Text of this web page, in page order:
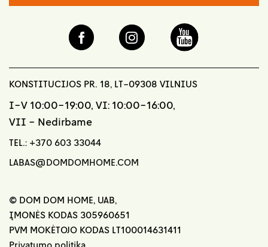
KONSTITUCIJOS PR. 18, LT-09308 VILNIUS
I-V 10:00-19:00, VI: 10:00-16:00,
VII - Nedirbame
TEL.: +370 603 33044
LABAS@DOMDOMHOME.COM
© DOM DOM HOME, UAB,
ĮMONĖS KODAS 305960651
PVM MOKĖTOJO KODAS LT100014631411
Privatumo politika